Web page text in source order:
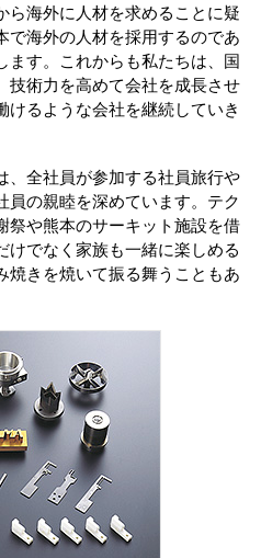
ら海外に人材を求めることに疑
で海外の人材を採用するのであ
ます。これからも私たちは、国
技術力を高めて会社を成長させ
けるような会社を継続していき
、全社員が参加する社員旅行や
員の親睦を深めています。テク
祭や熊本のサーキット施設を借
けでなく家族も一緒に楽しめる
焼きを焼いて振る舞うこともあ